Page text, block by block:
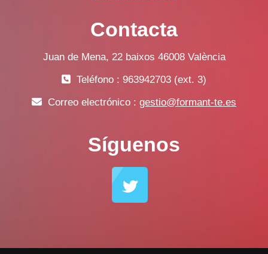
Contacta
Juan de Mena, 22 baixos 46008 València
Teléfono : 963942703 (ext. 3)
Correo electrónico : gestio@formant-te.es
Síguenos